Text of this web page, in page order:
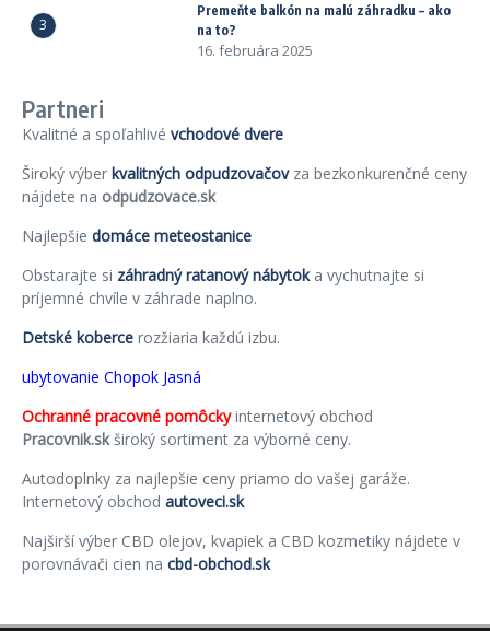
3
Premeňte balkón na malú záhradku – ako
na to?
16. februára 2025
Partneri
Kvalitné a spoľahlivé vchodové dvere
Široký výber kvalitných odpudzovačovza bezkonkurenčné ceny
nájdete na odpudzovace.sk
Najlepšie domáce meteostanice
Obstarajte si záhradný ratanový nábytoka vychutnajte si
príjemné chvíle v záhrade naplno.
Detské koberce rozžiaria každú izbu.
ubytovanie Chopok Jasná
Ochranné pracovné pomôckyinternetový obchod
Pracovnik.skširoký sortiment za výborné ceny.
Autodoplnky za najlepšie ceny priamo do vašej garáže.
Internetový obchod autoveci.sk
Najširší výber CBD olejov, kvapiek a CBD kozmetiky nájdete v
porovnávači cien na cbd-obchod.sk